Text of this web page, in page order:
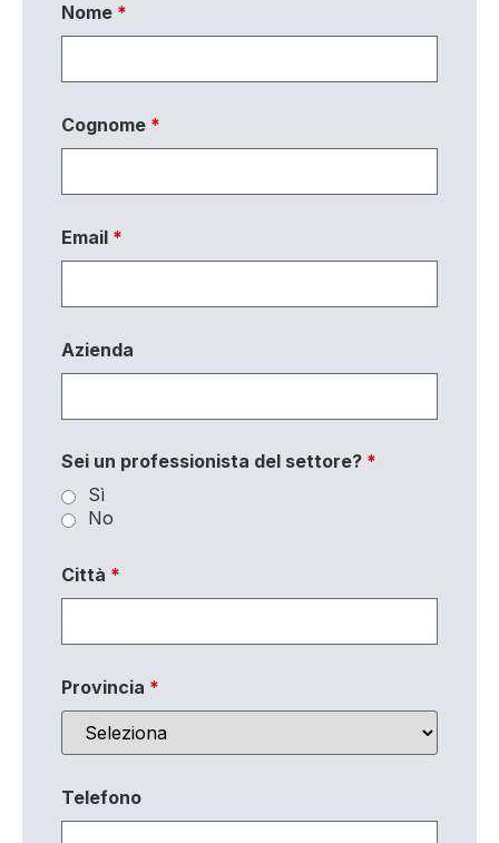
Nome *
Cognome *
Email *
Azienda
Sei un professionista del settore? *
Sì
No
Città *
Provincia *
Telefono